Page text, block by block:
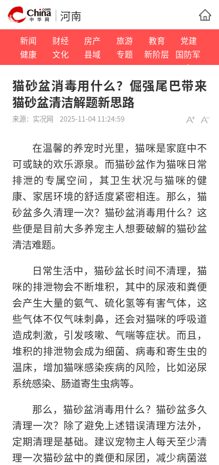
河南
新闻 财经 房产 旅游 教育
党建
健康
文化 县域 专题 新阶层
国防军
事
猫砂盆消毒用什么？倔强尾巴带来
猫砂盆清洁解题新思路
来源： 实况网 2025-11-04 11:24:59
在温馨的养宠时光里，猫咪是家庭中不
可或缺的欢乐源泉。而猫砂盆作为猫咪日常
排泄的专属空间，其卫生状况与猫咪的健
康、家居环境的舒适度紧密相连。那么，猫
砂盆多久清理一次？猫砂盆消毒用什么？这
些便是目前大多养宠主人想要破解的猫砂盆
清洁难题。
日常生活中，猫砂盆长时间不清理，猫
咪的排泄物会不断堆积，其中的尿液和粪便
会产生大量的氨气、硫化氢等有害气体，这
些气体不仅气味刺鼻，还会对猫咪的呼吸道
造成刺激，引发咳嗽、气喘等症状。而且，
堆积的排泄物会成为细菌、病毒和寄生虫的
温床，增加猫咪感染疾病的风险，比如泌尿
系统感染、肠道寄生虫病等。
那么，猫砂盆消毒用什么？猫砂盆多久
清理一次？除了避免上述错误清理方法外，
定期清理是基础。建议宠物主人每天至少清
理一次猫砂盆中的粪便和尿团，减少病菌滋